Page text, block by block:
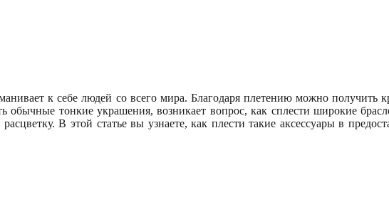
к себе людей со всего мира. Благодаря плетению можно получить
тонкие украшения, возникает вопрос, как сплести широкие
В этой статье вы узнаете, как плести такие аксессуары в